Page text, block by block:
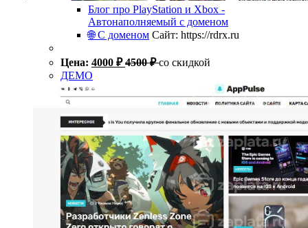
Блог про PlayStation и Xbox -
Автонаполняемый с доменом
🌐 С доменом Сайт: https://rdrx.ru
Цена: 4000 ₽ 4500₽ со скидкой
ДЕМО